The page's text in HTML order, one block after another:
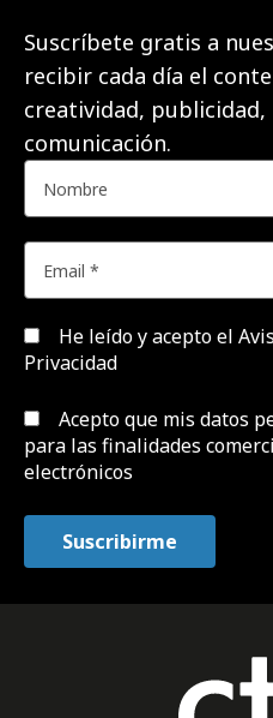
Suscríbete gratis a
recibir cada día el
creatividad,
comunicación.
He leído y acepto el
Privacidad
Acepto que mis datos
para las finalidades
electrónicos